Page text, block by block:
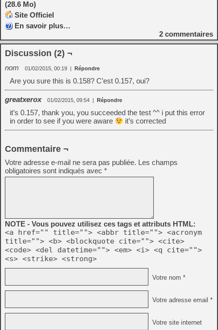
(28.6 Mo)
Site Officiel
En savoir plus…
2 commentaires
Discussion (2) ¬
nom 01/02/2015, 00:19 | Répondre
Are you sure this is 0.158? C’est 0.157, oui?
greatxerox 01/02/2015, 09:54 | Répondre
it’s 0.157, thank you, you succeeded the test ^^ i put this error
in order to see if you were aware
it’s corrected
Commentaire ¬
Votre adresse e-mail ne sera pas publiée. Les champs
obligatoires sont indiqués avec *
NOTE - Vous pouvez utilisez ces tags et attributs HTML:
<a href="" title=""> <abbr title=""> <acronym
title=""> <b> <blockquote cite=""> <cite>
<code> <del datetime=""> <em> <i> <q cite="">
<s> <strike> <strong>
Votre nom *
Votre adresse email *
Votre site internet